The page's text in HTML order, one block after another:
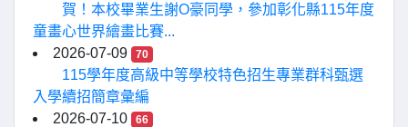
賀！本校畢業生謝O豪同學，參加彰化縣115年度
童畫心世界繪畫比賽...
2026-07-09
70
115學年度高級中等學校特色招生專業群科甄選
入學續招簡章彙編
2026-07-10
66